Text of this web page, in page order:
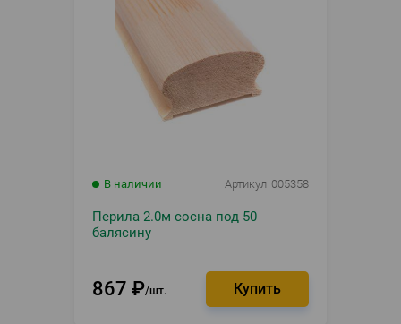
В наличии Артикул 005358
Перила 2.0м сосна под 50
балясину
867 ₽ шт.